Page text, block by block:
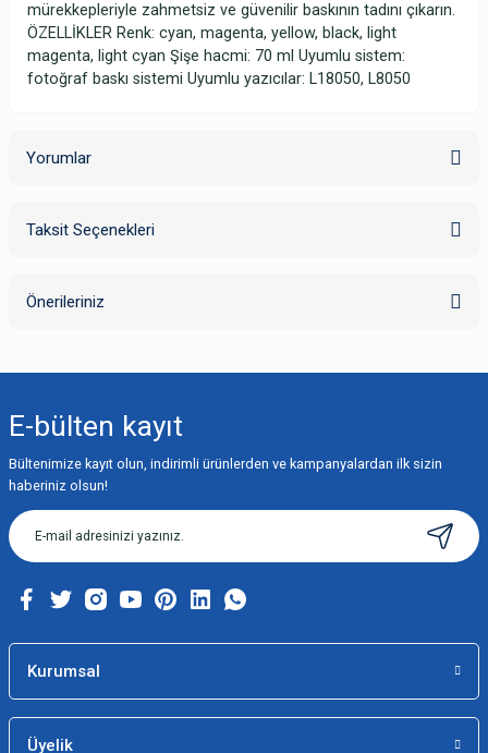
mürekkepleriyle zahmetsiz ve güvenilir baskının tadını çıkarın.
ÖZELLİKLER Renk: cyan, magenta, yellow, black, light
magenta, light cyan Şişe hacmi: 70 ml Uyumlu sistem:
fotoğraf baskı sistemi Uyumlu yazıcılar: L18050, L8050
Yorumlar
Taksit Seçenekleri
Önerileriniz
Görüş ve önerileriniz için teşekkür ederiz.
Ürün resmi kalitesiz, bozuk veya görüntülenemiyor.
Ürün açıklamasında eksik bilgiler bulunuyor.
Ürün bilgilerinde hatalar bulunuyor.
Bu ürüne benzer farklı alternatifler olmalı.
E-bülten kayıt
Bültenimize kayıt olun, indirimli ürünlerden ve kampanyalardan ilk sizin
haberiniz olsun!
Kurumsal
Üyelik